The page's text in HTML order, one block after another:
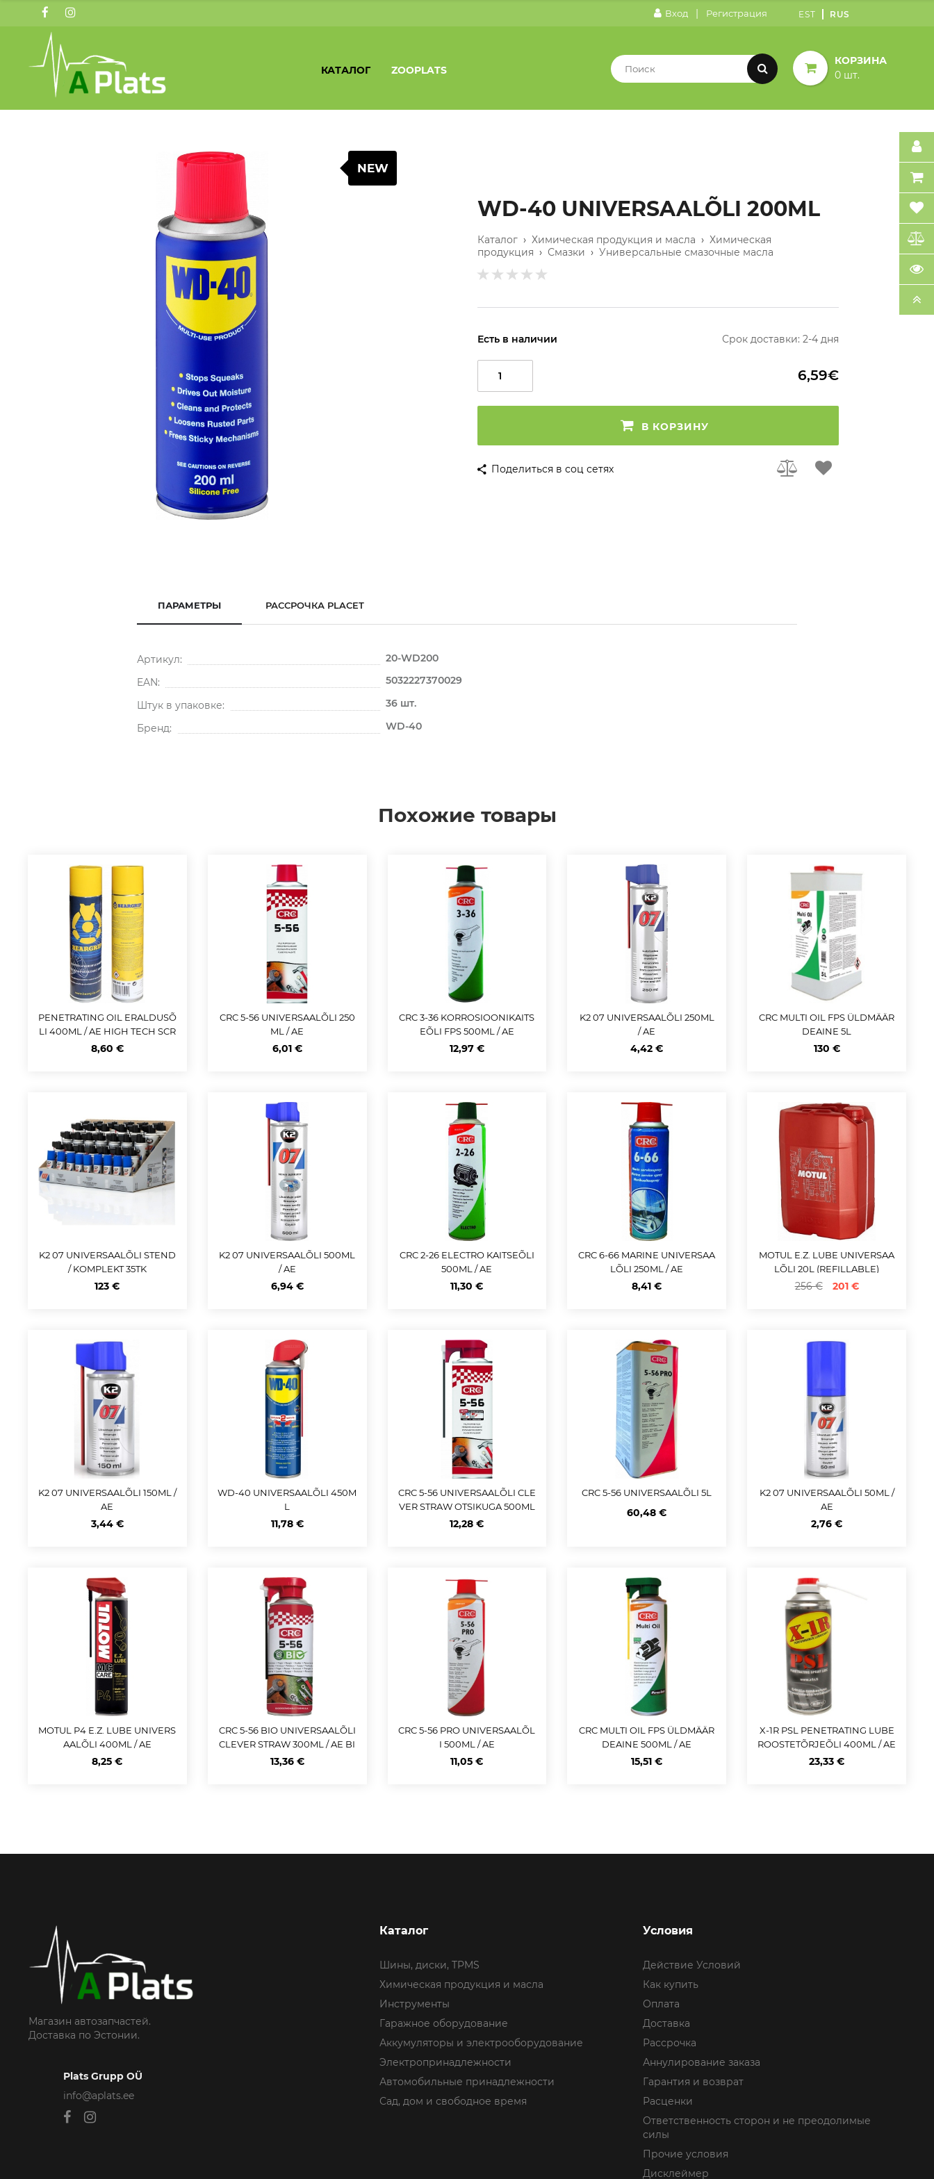
Вход | Регистрация EST RUS
КАТАЛОГ ZOOPLATS
КОРЗИНА
0 шт.
NEW
WD-40 UNIVERSAALÕLI 200ML
Каталог › Химическая продукция и масла › Химическая
продукция › Смазки › Универсальные смазочные масла
Есть в наличии Срок доставки: 2-4 дня
6,59€
В КОРЗИНУ
Поделиться в соц сетях
ПАРАМЕТРЫ РАССРОЧКА PLACET
Артикул:
20-WD200
EAN:
5032227370029
Штук в упаковке:
36 шт.
Бренд:
WD-40
Похожие товары
PENETRATING OIL ERALDUSÕ
LI 400ML / AE HIGH TECH SCR
EW RELEASER BEARGRIP
8,60 €
CRC 5-56 UNIVERSAALÕLI 250
ML / AE
6,01 €
CRC 3-36 KORROSIOONIKAITS
EÕLI FPS 500ML / AE
12,97 €
K2 07 UNIVERSAALÕLI 250ML
/ AE
4,42 €
CRC MULTI OIL FPS ÜLDMÄÄR
DEAINE 5L
130 €
K2 07 UNIVERSAALÕLI STEND
/ KOMPLEKT 35TK
123 €
K2 07 UNIVERSAALÕLI 500ML
/ AE
6,94 €
CRC 2-26 ELECTRO KAITSEÕLI
500ML / AE
11,30 €
CRC 6-66 MARINE UNIVERSAA
LÕLI 250ML / AE
8,41 €
MOTUL E.Z. LUBE UNIVERSAA
LÕLI 20L (REFILLABLE)
256 € 201 €
K2 07 UNIVERSAALÕLI 150ML /
AE
3,44 €
WD-40 UNIVERSAALÕLI 450M
L
11,78 €
CRC 5-56 UNIVERSAALÕLI CLE
VER STRAW OTSIKUGA 500ML
/ AE
12,28 €
CRC 5-56 UNIVERSAALÕLI 5L
60,48 €
K2 07 UNIVERSAALÕLI 50ML /
AE
2,76 €
MOTUL P4 E.Z. LUBE UNIVERS
AALÕLI 400ML / AE
8,25 €
CRC 5-56 BIO UNIVERSAALÕLI
CLEVER STRAW 300ML / AE BI
OLAGUNEV
13,36 €
CRC 5-56 PRO UNIVERSAALÕL
I 500ML / AE
11,05 €
CRC MULTI OIL FPS ÜLDMÄÄR
DEAINE 500ML / AE
15,51 €
X-1R PSL PENETRATING LUBE
ROOSTETÕRJEÕLI 400ML / AE
23,33 €
Магазин автозапчастей.
Доставка по Эстонии.
Plats Grupp OÜ
info@aplats.ee
Каталог
Шины, диски, TPMS
Химическая продукция и масла
Инструменты
Гаражное оборудование
Аккумуляторы и электрооборудование
Электропринадлежности
Автомобильные принадлежности
Сад, дом и свободное время
Условия
Действие Условий
Как купить
Оплата
Доставка
Рассрочка
Аннулирование заказа
Гарантия и возврат
Расценки
Ответственность сторон и не преодолимые
силы
Прочие условия
Дисклеймер